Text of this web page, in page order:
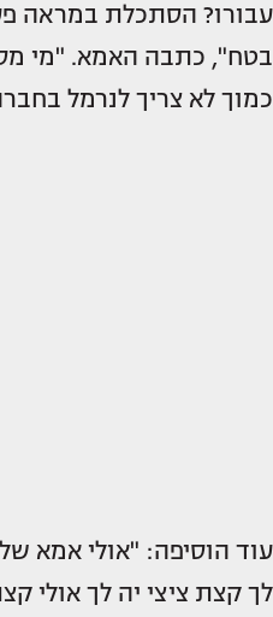
עבורו? הסתכלת במראה
בטח", כתבה האמא. "מי
כמוך לא צריך לנרמל
עוד הוסיפה: "אולי אמא
לך קצת ציצי יה לך אולי